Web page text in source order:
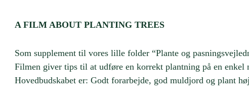
A FILM ABOUT PLANTING TREES
Som supplement til vores lille folder “Plante og
Filmen giver tips til at udføre en korrekt plantning på en enkel
Hovedbudskabet er: Godt forarbejde, god muldjord og plant